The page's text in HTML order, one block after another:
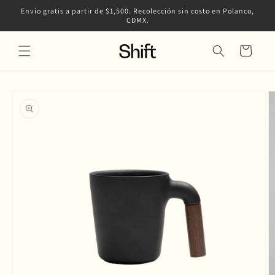
directamente
Envío gratis a partir de $1,500. Recolección sin costo en Polanco,
CDMX.
Carrito
información